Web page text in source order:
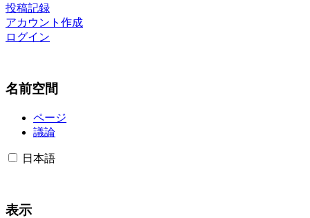
投稿記録
アカウント作成
ログイン
名前空間
ページ
議論
日本語
表示